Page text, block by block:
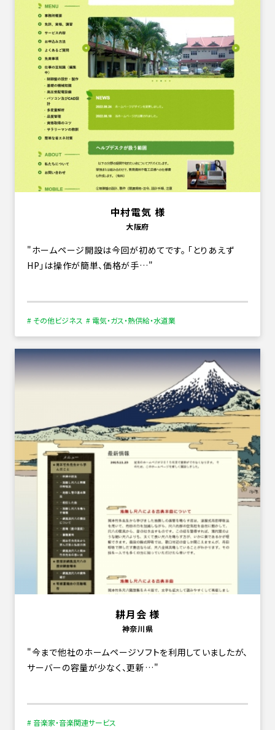
中村電気 様
大阪府
ホームページ開設は今回が初めてです。 「とりあえず
HP」は操作が簡単、価格が手…
# その他ビジネス # 電気・ガス・熱供給・水道業
耕月会 様
神奈川県
今まで他社のホームページソフトを利用していましたが、
サーバーの容量が少なく、更新…
# 音楽家・音楽関連サービス